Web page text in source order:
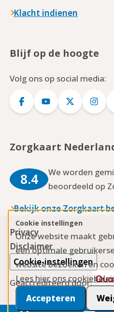
Cookie instellingen
Onze website maakt
een optimale
website bezoeken en
Lees hier ons
Accepteren
Klacht indienen
Blijf op de hoogte
Volg ons op social media:
Logo
Logo
Logo
Logo
Zorgkaart
8.4
We worden
beoordeeld op
Bekijk onze Zorgkaart
Privacy
Disclaimer
Cookie-instellingen
Geaccrediteerd door: